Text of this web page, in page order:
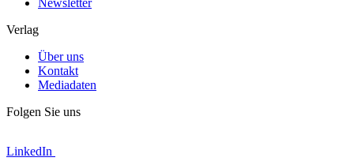
Verlag
Über uns
Kontakt
Mediadaten
Folgen Sie uns
LinkedIn